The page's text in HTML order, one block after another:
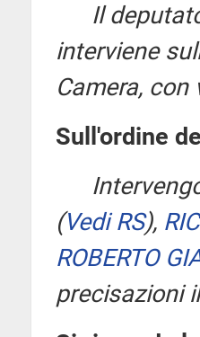
Il
interviene
Camera,
Sull'ordine
(Vedi RS),
ROBERTO
precisazioni